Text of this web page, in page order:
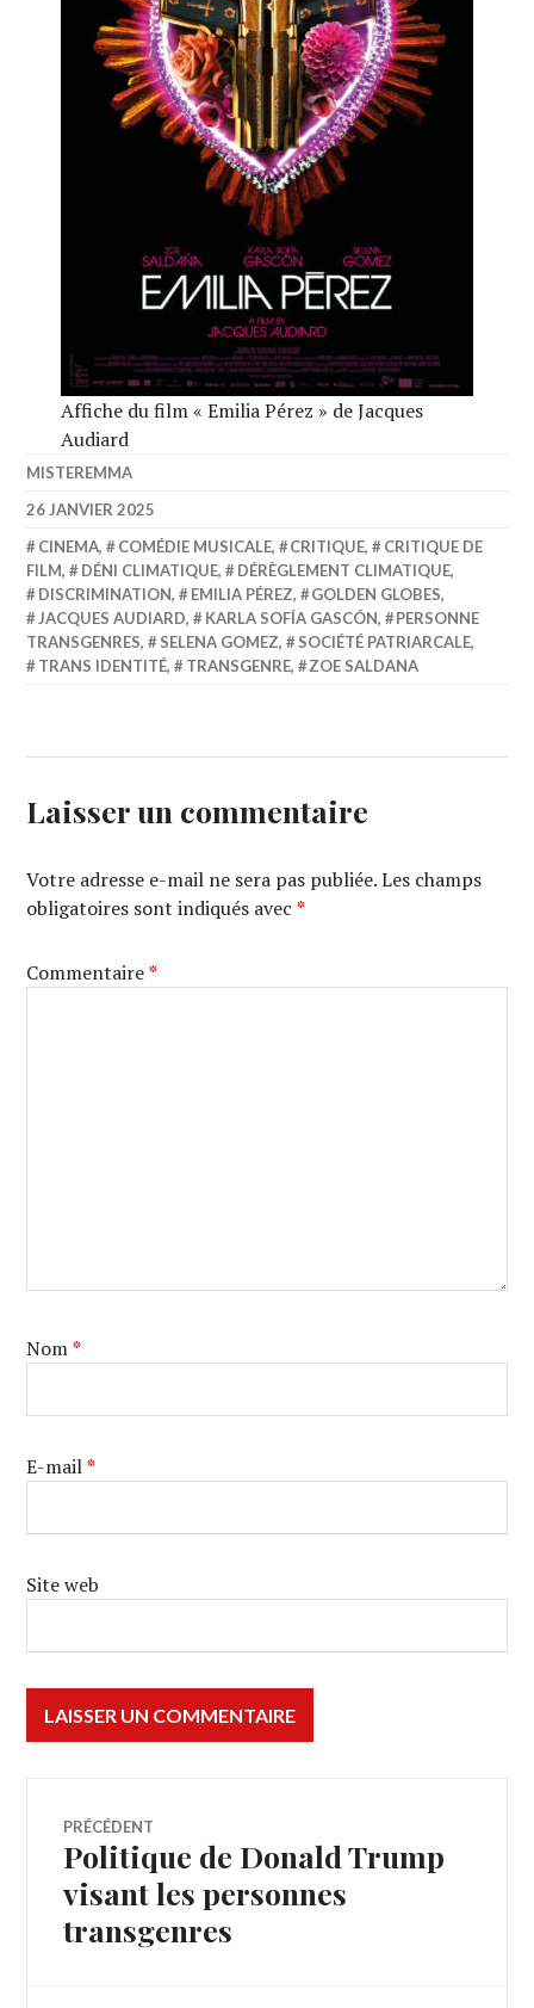
Affiche du film « Emilia Pérez » de Jacques
Audiard
MISTEREMMA
26 JANVIER 2025
CINEMA, COMÉDIE MUSICALE, CRITIQUE,
CRITIQUE DE
FILM, DÉNI CLIMATIQUE, DÉRÈGLEMENT CLIMATIQUE,
DISCRIMINATION, EMILIA PÉREZ, GOLDEN GLOBES,
JACQUES AUDIARD, KARLA SOFÍA GASCÓN,
PERSONNE
TRANSGENRES, SELENA GOMEZ, SOCIÉTÉ PATRIARCALE,
TRANS IDENTITÉ, TRANSGENRE, ZOE SALDANA
Laisser un commentaire
Votre adresse e-mail ne sera pas publiée. Les champs
obligatoires sont indiqués avec*
Commentaire*
Nom*
E-mail*
Site web
Navigation
de
l’article
PRÉCÉDENT
Article
précédent :
Politique de Donald Trump
visant les personnes
transgenres